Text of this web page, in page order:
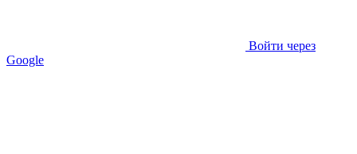
Войти через
Google